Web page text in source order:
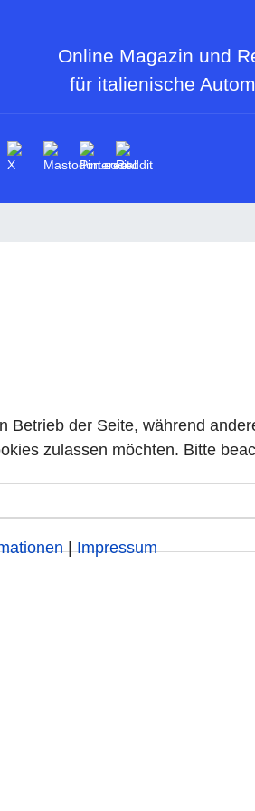
Online Magazin und
für italienische
der Seite, während
zulassen möchten. Bitte
|Impressum